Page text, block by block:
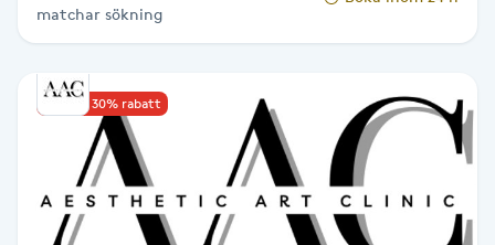
Gelenaglar
Gellack
Gellack med förstärkning
Gravidmassage
matchar sökning
Upp till 30% rabatt